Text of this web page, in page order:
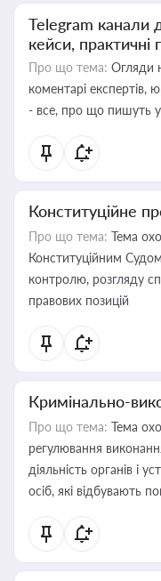
Telegram канали
кейси, практичні
Про що тема: Огляди
коментарі експертів,
- все, про що пишуть у
Конституційне
Про що тема: Тема
Конституційним
контролю, розгляду
правових позицій
Кримінально-
Про що тема: Тема
регулювання
діяльність органів і
осіб, які відбувають